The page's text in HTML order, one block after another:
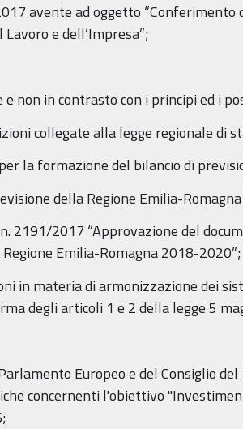
avente ad oggetto
e dell’Impresa”;
non in contrasto con i principi ed i
collegate alla legge regionale di
la formazione del bilancio di
della Regione Emilia-
2191/2017 “Approvazione del
Emilia-Romagna 2018-2020”;
in materia di armonizzazione dei
degli articoli 1 e 2 della legge 5
Europeo e del Consiglio
concernenti l'obiettivo